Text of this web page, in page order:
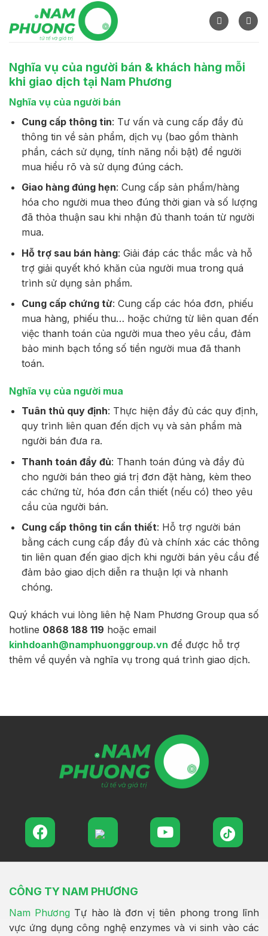
content
Nghĩa vụ của người bán & khách hàng mỗi
khi giao dịch tại Nam Phương
Nghĩa vụ của người bán
Cung cấp thông tin: Tư vấn và cung cấp đầy đủ
thông tin về sản phẩm, dịch vụ (bao gồm thành
phần, cách sử dụng, tính năng nổi bật) để người
mua hiểu rõ và sử dụng đúng cách.
Giao hàng đúng hẹn: Cung cấp sản phẩm/hàng
hóa cho người mua theo đúng thời gian và số lượng
đã thỏa thuận sau khi nhận đủ thanh toán từ người
mua.
Hỗ trợ sau bán hàng: Giải đáp các thắc mắc và hỗ
trợ giải quyết khó khăn của người mua trong quá
trình sử dụng sản phẩm.
Cung cấp chứng từ: Cung cấp các hóa đơn, phiếu
mua hàng, phiếu thu… hoặc chứng từ liên quan đến
việc thanh toán của người mua theo yêu cầu, đảm
bảo minh bạch tổng số tiền người mua đã thanh
toán.
Nghĩa vụ của người mua
Tuân thủ quy định: Thực hiện đầy đủ các quy định,
quy trình liên quan đến dịch vụ và sản phẩm mà
người bán đưa ra.
Thanh toán đầy đủ: Thanh toán đúng và đầy đủ
cho người bán theo giá trị đơn đặt hàng, kèm theo
các chứng từ, hóa đơn cần thiết (nếu có) theo yêu
cầu của người bán.
Cung cấp thông tin cần thiết: Hỗ trợ người bán
bằng cách cung cấp đầy đủ và chính xác các thông
tin liên quan đến giao dịch khi người bán yêu cầu để
đảm bảo giao dịch diễn ra thuận lợi và nhanh
chóng.
Quý khách vui lòng liên hệ Nam Phương Group qua số
hotline 0868 188 119 hoặc email
kinhdoanh@namphuonggroup.vn để được hỗ trợ
thêm về quyền và nghĩa vụ trong quá trình giao dịch.
CÔNG TY NAM PHƯƠNG
Nam Phương Tự hào là đơn vị tiên phong trong lĩnh
vực ứng dụng công nghệ enzymes và vi sinh vào các